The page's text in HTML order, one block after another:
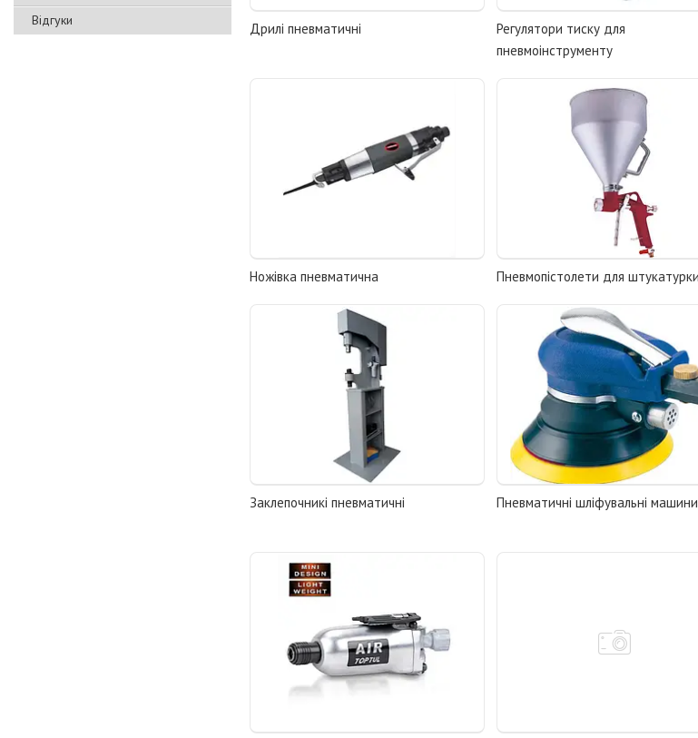
Відгуки
Дрилі пневматичні
Регулятори тиску для
пневмоінструменту
Ножівка пневматична Пневмопістолети для штукатурки
Заклепочникі пневматичні Пневматичні шліфувальні машини